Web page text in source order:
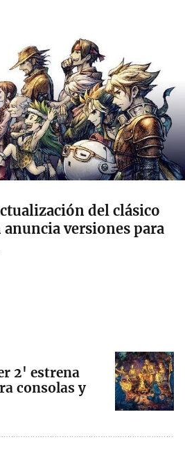
del clásico
versiones para
2' estrena
consolas y